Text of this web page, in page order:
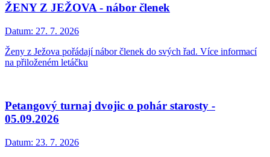
ŽENY Z JEŽOVA - nábor členek
Datum: 27. 7. 2026
Ženy z Ježova pořádají nábor členek do svých řad. Více informací
na přiloženém letáčku
Petangový turnaj dvojic o pohár starosty -
05.09.2026
Datum: 23. 7. 2026